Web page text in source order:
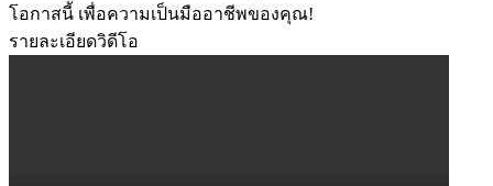
โอกาสนี้ เพื่อความเป็นมืออาชีพของคุณ!
รายละเอียดวิดีโอ